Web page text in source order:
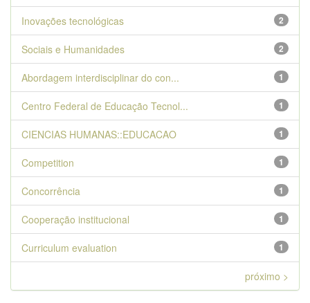
2
Inovações tecnológicas
2
Sociais e Humanidades
1
Abordagem interdisciplinar do con...
1
Centro Federal de Educação Tecnol...
1
CIENCIAS HUMANAS::EDUCACAO
1
Competition
1
Concorrência
1
Cooperação institucional
1
Curriculum evaluation
próximo >